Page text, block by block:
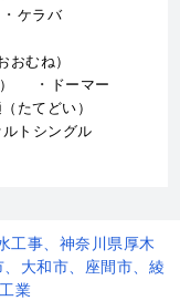
ケラバ
おむね）
ドーマー
たてどい）
トシングル
工事、神奈川県厚木
大和市、座間市、綾
業